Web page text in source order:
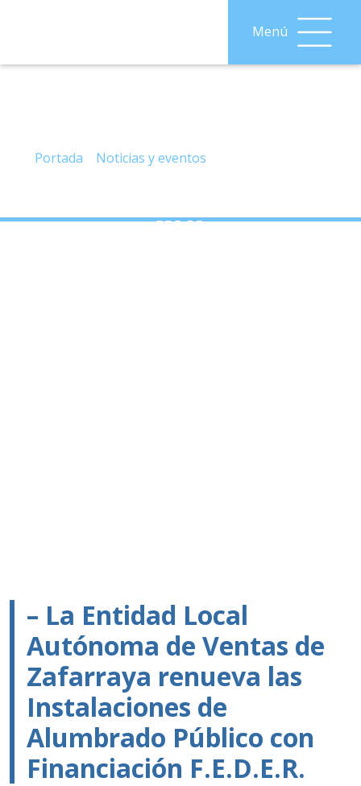
Menú
Portada Noticias y eventos
F.E.D.E.R.
– La Entidad Local
Autónoma de Ventas de
Zafarraya renueva las
Instalaciones de
Alumbrado Público con
Financiación F.E.D.E.R.